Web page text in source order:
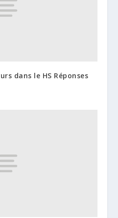
dans le HS Réponses